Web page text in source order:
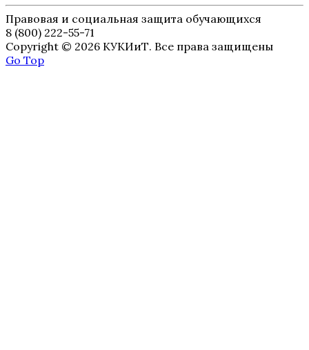
Правовая и социальная защита обучающихся
8 (800) 222-55-71
Copyright © 2026 КУКИиТ. Все права защищены
Go Top